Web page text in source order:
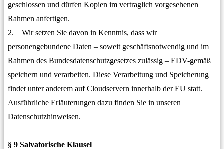
geschlossen und dürfen Kopien im vertraglich vorgesehenen
Rahmen anfertigen.
2. Wir setzen Sie davon in Kenntnis, dass wir
personengebundene Daten – soweit geschäftsnotwendig und im
Rahmen des Bundesdatenschutzgesetzes zulässig – EDV-gemäß
speichern und verarbeiten. Diese Verarbeitung und Speicherung
findet unter anderem auf Cloudservern innerhalb der EU statt.
Ausführliche Erläuterungen dazu finden Sie in unseren
Datenschutzhinweisen.
§ 9 Salvatorische Klausel